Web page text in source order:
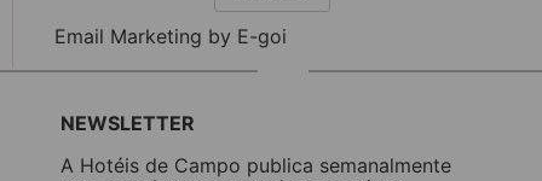
Email Marketing by E-goi
NEWSLETTER
A Hotéis de Campo publica semanalmente